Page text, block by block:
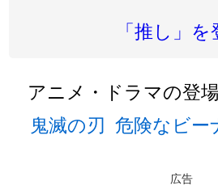
「推し」
アニメ・ドラマの登
鬼滅の刃 危険なビー
広告